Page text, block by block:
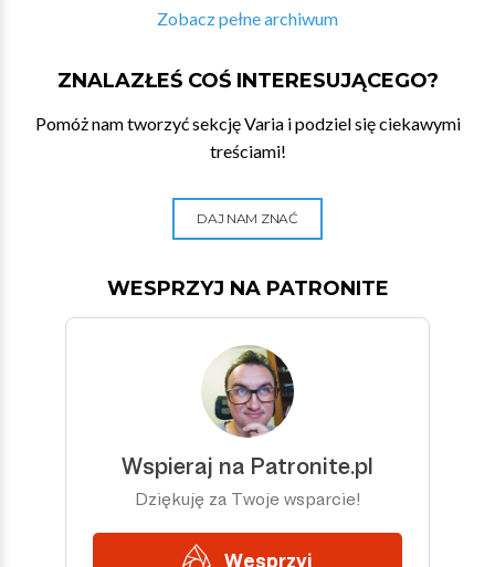
Zobacz pełne archiwum
ZNALAZŁEŚ COŚ INTERESUJĄCEGO?
Pomóż nam tworzyć sekcję Varia i podziel się ciekawymi
treściami!
DAJ NAM ZNAĆ
WESPRZYJ NA PATRONITE